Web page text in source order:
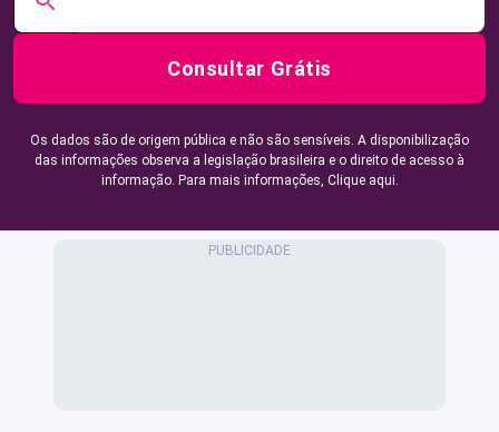
Consultar Grátis
Os dados são de origem pública e não são sensíveis. A disponibilização
das informações observa a legislação brasileira e o direito de acesso à
informação. Para mais informações, Clique aqui.